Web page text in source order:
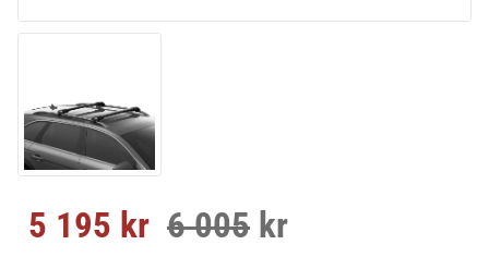
Nedsatt pris:
5 195 kr Ordinarie pris:
6 005 kr